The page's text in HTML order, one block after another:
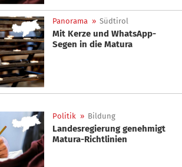
Panorama » Südtirol
Mit Kerze und WhatsApp-
Segen in die Matura
Politik » Bildung
Landesregierung genehmigt
Matura-Richtlinien